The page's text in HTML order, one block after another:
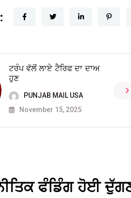
ਟਰੰਪ ਵੱਲੋਂ ਲਾਏ ਟੈਰਿਫ ਦਾ ਦਾਅ
ਹੁਣ
PUNJAB MAIL USA
November 15, 2025
ਫੰਡਿੰਗ ਹੋਈ